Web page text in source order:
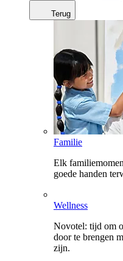
Terug
Familie
Elk
goede handen
Wellness
Novotel: tijd om
door te brengen
zijn.